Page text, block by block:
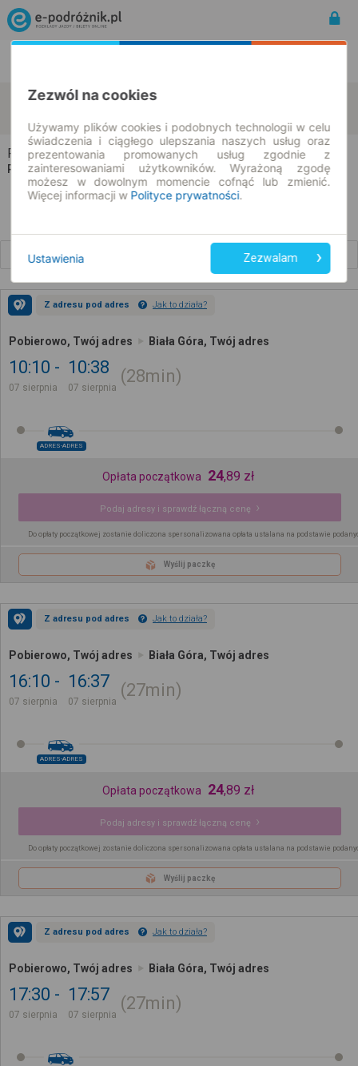
Pobierowo Biała Góra
Pobierowo → Biała Góra
Rozkład jazdy i bilety
Z adresu pod adres Jak to działa?
Pobierowo, Twój adres Biała Góra, Twój adres
10:10
07 sierpnia
10:38
07 sierpnia
28min
ADRES-ADRES
Opłata początkowa 24,89 zł
Podaj adresy i sprawdź łączną cenę
Do opłaty początkowej zostanie doliczona spersonalizowana opłata ustalana na podstawie
Wyślij paczkę
Z adresu pod adres Jak to działa?
Pobierowo, Twój adres Biała Góra, Twój adres
16:10
07 sierpnia
16:37
07 sierpnia
27min
ADRES-ADRES
Opłata początkowa 24,89 zł
Podaj adresy i sprawdź łączną cenę
Do opłaty początkowej zostanie doliczona spersonalizowana opłata ustalana na podstawie
Wyślij paczkę
Z adresu pod adres Jak to działa?
Pobierowo, Twój adres Biała Góra, Twój adres
17:30
07 sierpnia
17:57
07 sierpnia
27min
Zezwól na cookies
Używamy plików cookies i podobnych technologii w celu
świadczenia i ciągłego ulepszania naszych usług oraz
prezentowania promowanych usług zgodnie z
zainteresowaniami użytkowników. Wyrażoną zgodę
możesz w dowolnym momencie cofnąć lub zmienić.
Więcej informacji w Polityce prywatności.
Ustawienia Zezwalam